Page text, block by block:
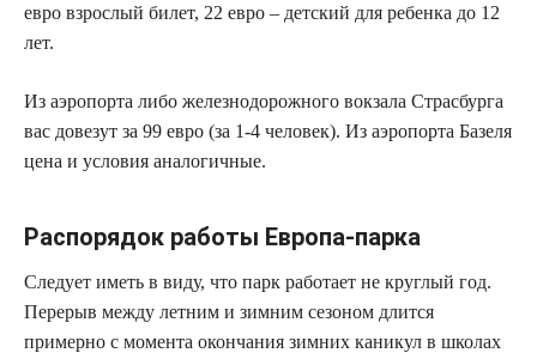
евро взрослый билет, 22 евро – детский для ребенка до 12
лет.
Из аэропорта либо железнодорожного вокзала Страсбурга
вас довезут за 99 евро (за 1-4 человек). Из аэропорта Базеля
цена и условия аналогичные.
Распорядок работы Европа-парка
Следует иметь в виду, что парк работает не круглый год.
Перерыв между летним и зимним сезоном длится
примерно с момента окончания зимних каникул в школах